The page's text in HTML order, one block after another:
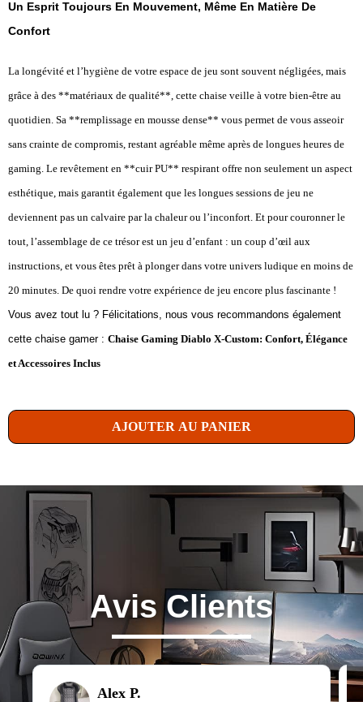
Un Esprit Toujours En Mouvement, Même En Matière De
Confort
La longévité et l’hygiène de votre espace de jeu sont souvent négligées, mais
grâce à des **matériaux de qualité**, cette chaise veille à votre bien-être au
quotidien. Sa **remplissage en mousse dense** vous permet de vous asseoir
sans crainte de compromis, restant agréable même après de longues heures de
gaming. Le revêtement en **cuir PU** respirant offre non seulement un aspect
esthétique, mais garantit également que les longues sessions de jeu ne
deviennent pas un calvaire par la chaleur ou l’inconfort. Et pour couronner le
tout, l’assemblage de ce trésor est un jeu d’enfant : un coup d’œil aux
instructions, et vous êtes prêt à plonger dans votre univers ludique en moins de
20 minutes. De quoi rendre votre expérience de jeu encore plus fascinante !
Vous avez tout lu ? Félicitations, nous vous recommandons également
cette chaise gamer : Chaise Gaming Diablo X-Custom: Confort, Élégance
et Accessoires Inclus
AJOUTER AU PANIER
Avis Clients
Alex P.